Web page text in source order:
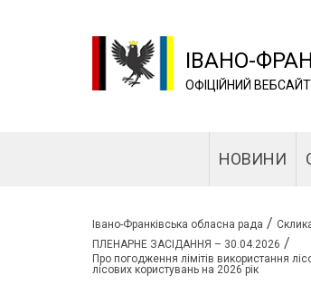
ІВАНО-
ОФІЦІЙНИЙ ВЕБСАЙТ
НОВИНИ
Івано-Франківська обласна рада /
ПЛЕНАРНЕ ЗАСІДАННЯ – 30.04.2026 /
Про погодження лімітів використання
лісових користувань на 2026 рік